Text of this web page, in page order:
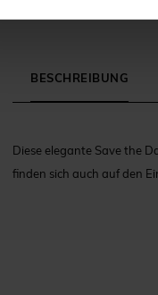
BESCHREIBUNG
Diese elegante Save the
finden sich auch auf den